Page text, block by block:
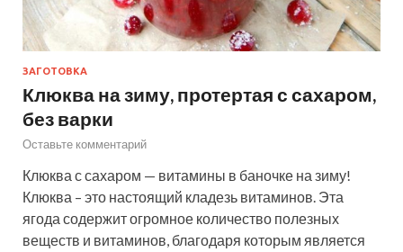
ЗАГОТОВКА
Клюква на зиму, протертая с сахаром,
без варки
Оставьте комментарий
Клюква с сахаром — витамины в баночке на зиму!
Клюква – это настоящий кладезь витаминов. Эта
ягода содержит огромное количество полезных
веществ и витаминов, благодаря которым является